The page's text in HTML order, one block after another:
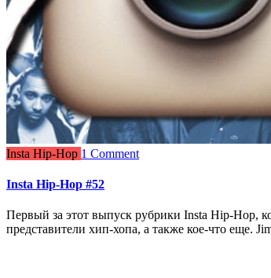
Insta Hip-Hop 1 Comment
Insta Hip-Hop #52
Первый за этот выпуск рубрики Insta Hip-Hop,
представители хип-хопа, а также кое-что еще.